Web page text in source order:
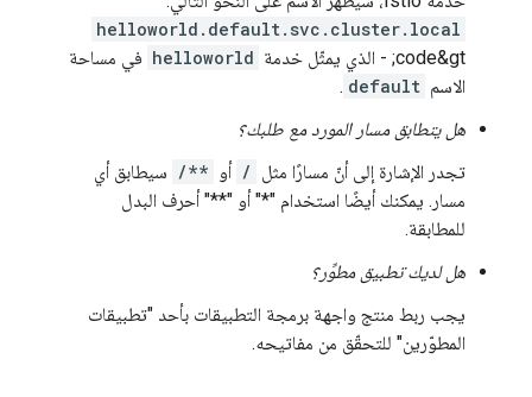
helloworld.default.svc.cluster.local
code&gt; - الذي يمثّل خدمة
helloworld في مساحة
الاسم default
.
هل يتطابق مسار المورد مع طلبك؟
تجدر الإشارة إلى أنّ مسارًا مثل / أو /** سيطابق أي
مسار. يمكنك أيضًا استخدام "*" أو "**" أحرف البدل
للمطابقة.
هل لديك تطبيق مطوِّر؟
يجب ربط منتج واجهة برمجة التطبيقات بأحد "تطبيقات
المطوّرين" للتحقّق من مفاتيحه.